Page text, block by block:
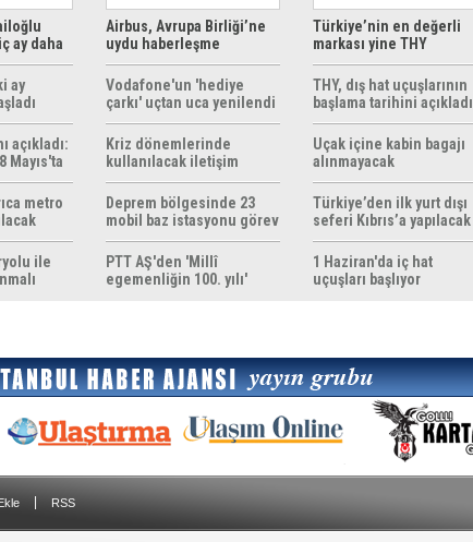
ay daha
ay
açıkladı:
Mayıs'ta
metro
ile
Airbus, Avrupa Birliği’ne
uydu haberleşme
çözümleri sunuyor
Vodafone'un 'hediye
çarkı' uçtan uca yenilendi
Kriz dönemlerinde
kullanılacak iletişim
yöntemleri rehberi
hazırlandı
Deprem bölgesinde 23
mobil baz istasyonu görev
yapıyor
PTT AŞ'den 'Millî
egemenliğin 100. yılı'
Türkiye’nin en değerli
markası yine THY
THY, dış hat uçuşlarının
başlama tarihini açıkladı
Uçak içine kabin bagajı
alınmayacak
Türkiye’den ilk yurt dışı
seferi Kıbrıs’a yapılacak
1 Haziran'da iç hat
uçuşları başlıyor
RSS